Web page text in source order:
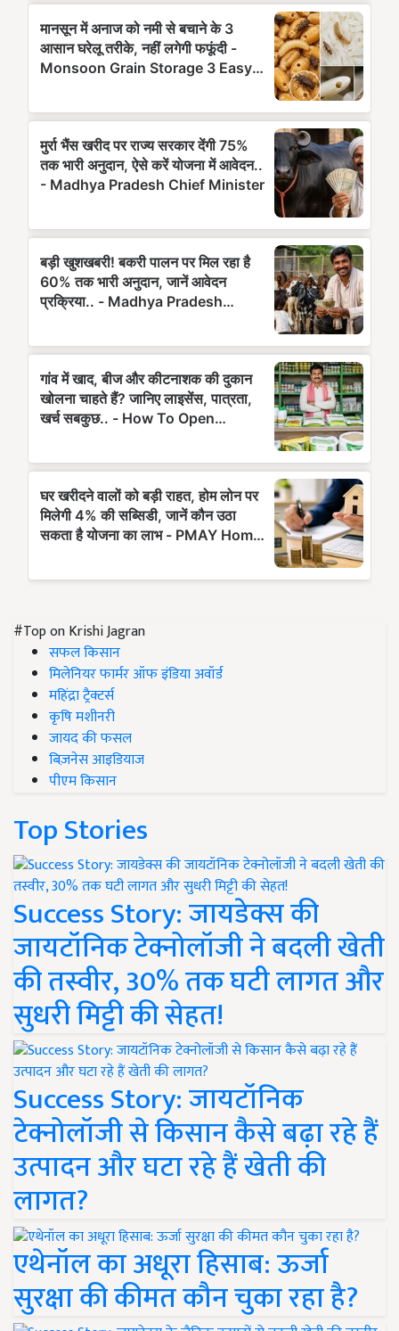
#Top on Krishi Jagran
सफल किसान
मिलेनियर फार्मर ऑफ इंडिया अवॉर्ड
महिंद्रा ट्रैक्टर्स
कृषि मशीनरी
जायद की फसल
बिज़नेस आइडियाज
पीएम किसान
Top Stories
Success Story: जायडेक्स की
जायटॉनिक टेक्नोलॉजी ने बदली खेती
की तस्वीर, 30% तक घटी लागत और
सुधरी मिट्टी की सेहत!
Success Story: जायटॉनिक
टेक्नोलॉजी से किसान कैसे बढ़ा रहे हैं
उत्पादन और घटा रहे हैं खेती की
लागत?
एथेनॉल का अधूरा हिसाब: ऊर्जा
सुरक्षा की कीमत कौन चुका रहा है?